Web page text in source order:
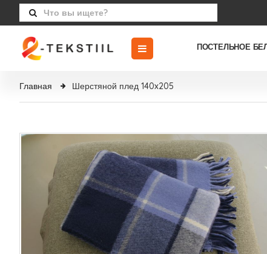
ПОСТЕЛЬНОЕ
Главная Шерстяной плед 140x205